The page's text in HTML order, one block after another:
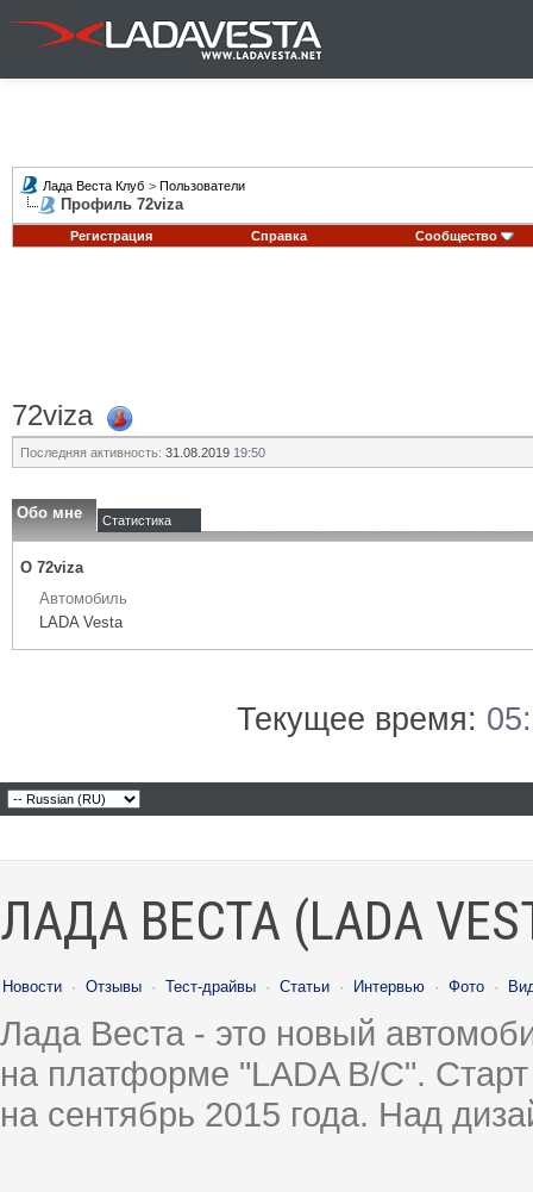
Лада Веста Клуб > Пользователи
Профиль 72viza
Регистрация Справка Сообщество
72viza
Последняя активность: 31.08.2019 19:50
Обо мне Статистика
О 72viza
Автомобиль
LADA Vesta
Текущее время:
ЛАДА ВЕСТА (LADA
Новости · Отзывы · Тест-драйвы · Статьи · Интервью · Фото ·
Лада Веста - это новый
на платформе "LADA B/C".
на сентябрь 2015 года. Над